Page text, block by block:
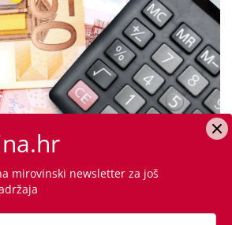
se računa? Jedna od
u drugom stupu
mirovinski newsletter za još